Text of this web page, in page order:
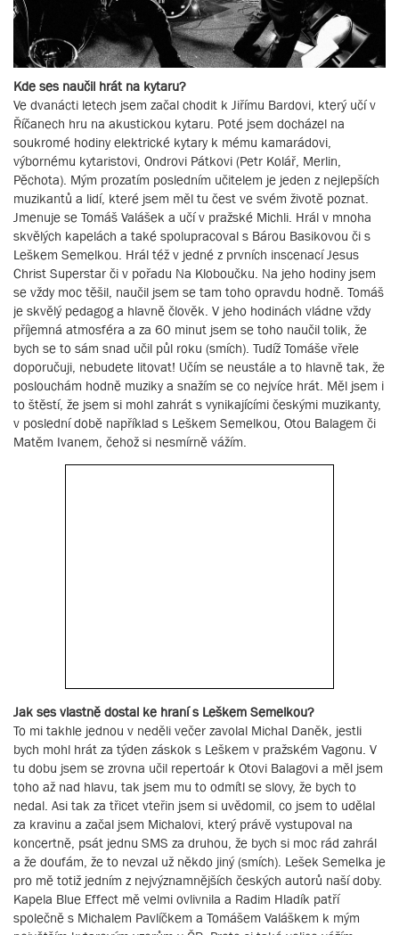
Kde ses naučil hrát na kytaru?
Ve dvanácti letech jsem začal chodit k Jiřímu Bardovi, který učí v
Říčanech hru na akustickou kytaru. Poté jsem docházel na
soukromé hodiny elektrické kytary k mému kamarádovi,
výbornému kytaristovi, Ondrovi Pátkovi (Petr Kolář, Merlin,
Pěchota). Mým prozatím posledním učitelem je jeden z nejlepších
muzikantů a lidí, které jsem měl tu čest ve svém životě poznat.
Jmenuje se Tomáš Valášek a učí v pražské Michli. Hrál v mnoha
skvělých kapelách a také spolupracoval s Bárou Basikovou či s
Leškem Semelkou. Hrál též v jedné z prvních inscenací Jesus
Christ Superstar či v pořadu Na Kloboučku. Na jeho hodiny jsem
se vždy moc těšil, naučil jsem se tam toho opravdu hodně. Tomáš
je skvělý pedagog a hlavně člověk. V jeho hodinách vládne vždy
příjemná atmosféra a za 60 minut jsem se toho naučil tolik, že
bych se to sám snad učil půl roku (smích). Tudíž Tomáše vřele
doporučuji, nebudete litovat! Učím se neustále a to hlavně tak, že
poslouchám hodně muziky a snažím se co nejvíce hrát. Měl jsem i
to štěstí, že jsem si mohl zahrát s vynikajícími českými muzikanty,
v poslední době například s Leškem Semelkou, Otou Balagem či
Matěm Ivanem, čehož si nesmírně vážím.
Jak ses vlastně dostal ke hraní s Leškem Semelkou?
To mi takhle jednou v neděli večer zavolal Michal Daněk, jestli
bych mohl hrát za týden záskok s Leškem v pražském Vagonu. V
tu dobu jsem se zrovna učil repertoár k Otovi Balagovi a měl jsem
toho až nad hlavu, tak jsem mu to odmítl se slovy, že bych to
nedal. Asi tak za třicet vteřin jsem si uvědomil, co jsem to udělal
za kravinu a začal jsem Michalovi, který právě vystupoval na
koncertně, psát jednu SMS za druhou, že bych si moc rád zahrál
a že doufám, že to nevzal už někdo jiný (smích). Lešek Semelka je
pro mě totiž jedním z nejvýznamnějších českých autorů naší doby.
Kapela Blue Effect mě velmi ovlivnila a Radim Hladík patří
společně s Michalem Pavlíčkem a Tomášem Valáškem k mým